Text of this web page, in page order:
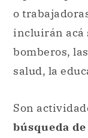
o
incluirán acá
bomberos,
salud, la
Son
búsqueda